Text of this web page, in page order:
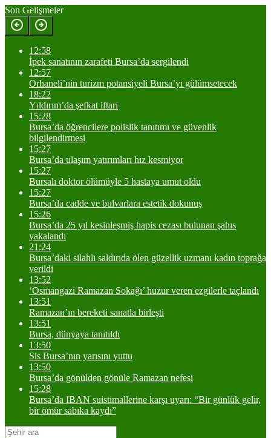
Son Gelişmeler
12:58
İpek sanatının zarafeti Bursa’da sergilendi
12:57
Orhaneli’nin turizm potansiyeli Bursa’yı gülümsetecek
18:22
Yıldırım’da şefkat iftarı
15:28
Bursa’da öğrencilere polislik tanıtımı ve güvenlik
bilgilendirmesi
15:27
Bursa’da ulaşım yatırımları hız kesmiyor
15:27
Bursalı doktor ölümüyle 5 hastaya umut oldu
15:27
Bursa’da cadde ve bulvarlara estetik dokunuş
15:26
Bursa’da 25 yıl kesinleşmiş hapis cezası bulunan şahıs
yakalandı
21:24
Bursa’daki silahlı saldırıda ölen güzellik uzmanı kadın toprağa
verildi
13:52
‘Osmangazi Ramazan Sokağı’ huzur veren ezgilerle taçlandı
13:51
Ramazan’ın bereketi sanatla birleşti
13:51
Bursa, dünyaya tanıtıldı
13:50
Sis Bursa’nın yarısını yuttu
13:50
Bursa’da gönülden gönüle Ramazan nefesi
15:28
Bursa’da IBAN suistimallerine karşı uyarı: “Bir günlük gelir,
bir ömür sabıka kaydı”